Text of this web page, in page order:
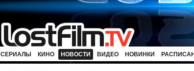
СЕРИАЛЫ КИНО НОВОСТИ ВИДЕО НОВИНКИ